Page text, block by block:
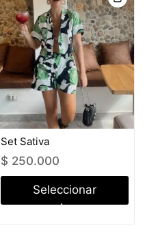
Set Sativa
$ 250.000
Seleccionar
opciones